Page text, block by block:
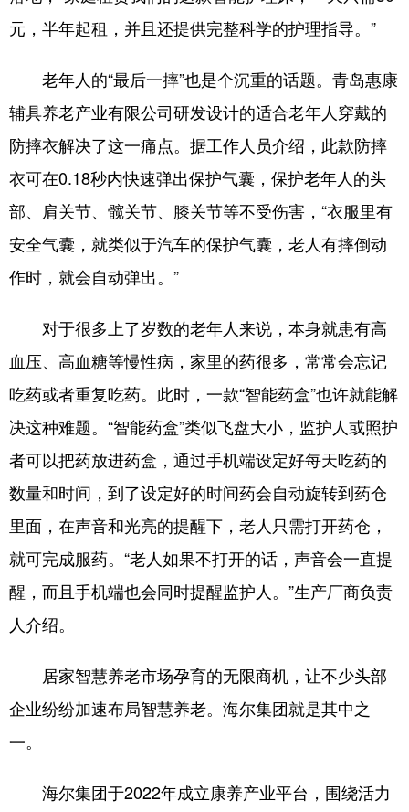
元，半年起租，并且还提供完整科学的护理指导。”
老年人的“最后一摔”也是个沉重的话题。青岛惠康
辅具养老产业有限公司研发设计的适合老年人穿戴的
防摔衣解决了这一痛点。据工作人员介绍，此款防摔
衣可在0.18秒内快速弹出保护气囊，保护老年人的头
部、肩关节、髋关节、膝关节等不受伤害，“衣服里有
安全气囊，就类似于汽车的保护气囊，老人有摔倒动
作时，就会自动弹出。”
对于很多上了岁数的老年人来说，本身就患有高
血压、高血糖等慢性病，家里的药很多，常常会忘记
吃药或者重复吃药。此时，一款“智能药盒”也许就能解
决这种难题。“智能药盒”类似飞盘大小，监护人或照护
者可以把药放进药盒，通过手机端设定好每天吃药的
数量和时间，到了设定好的时间药会自动旋转到药仓
里面，在声音和光亮的提醒下，老人只需打开药仓，
就可完成服药。“老人如果不打开的话，声音会一直提
醒，而且手机端也会同时提醒监护人。”生产厂商负责
人介绍。
居家智慧养老市场孕育的无限商机，让不少头部
企业纷纷加速布局智慧养老。海尔集团就是其中之
一。
海尔集团于2022年成立康养产业平台，围绕活力